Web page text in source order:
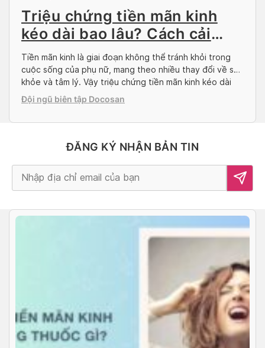
Triệu chứng tiền mãn kinh
kéo dài bao lâu? Cách cải
thiện hiệu quả
Tiền mãn kinh là giai đoạn không thể tránh khỏi trong
cuộc sống của phụ nữ, mang theo nhiều thay đổi về sức
khỏe và tâm lý. Vậy triệu chứng tiền mãn kinh kéo dài
bao lâu và chúng ta cần làm gì để vượt qua giai đoạn
này một cách nhẹ nhàng? Hãy cùng […]
Đội ngũ biên tập Docosan
ĐĂNG KÝ NHẬN BẢN TIN